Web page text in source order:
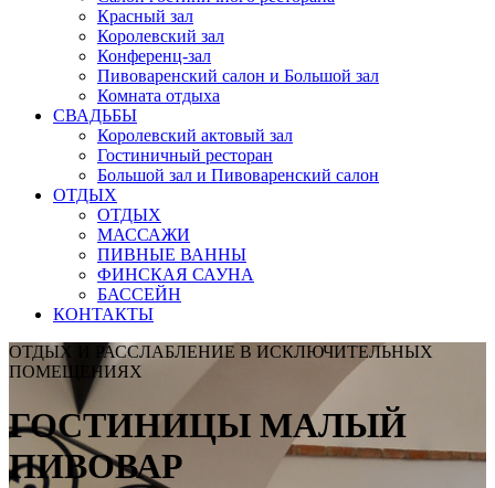
Красный зал
Королевский зал
Конференц-зал
Пивоваренский салон и Большой зал
Комната отдыха
СВАДЬБЫ
Королевский актовый зал
Гостиничный ресторан
Большой зал и Пивоваренский салон
ОТДЫХ
ОТДЫХ
МАССАЖИ
ПИВНЫЕ ВАННЫ
ФИНСКАЯ САУНА
БАССЕЙН
КОНТАКТЫ
ОТДЫХ И РАССЛАБЛЕНИЕ В ИСКЛЮЧИТЕЛЬНЫХ
ПОМЕЩЕНИЯХ
ГОСТИНИЦЫ МАЛЫЙ
ПИВОВАР